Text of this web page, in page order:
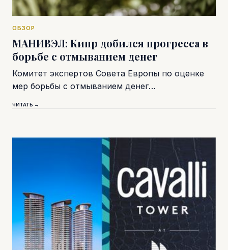
ОБЗОР
МАНИВЭЛ: Кипр добился прогресса в
борьбе с отмыванием денег
Комитет экспертов Совета Европы по оценке
мер борьбы с отмыванием денег…
ЧИТАТЬ →